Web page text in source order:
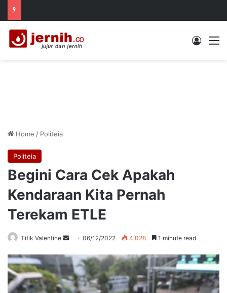
Log In
Home / Politeia
Politeia
Begini Cara Cek Apakah
Kendaraan Kita Pernah
Terekam ETLE
Titik Valentine
Send
email
06/12/2022 4,028 1 minute read